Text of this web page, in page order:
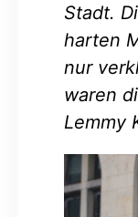
Stadt.
harten
nur
waren
Lemmy